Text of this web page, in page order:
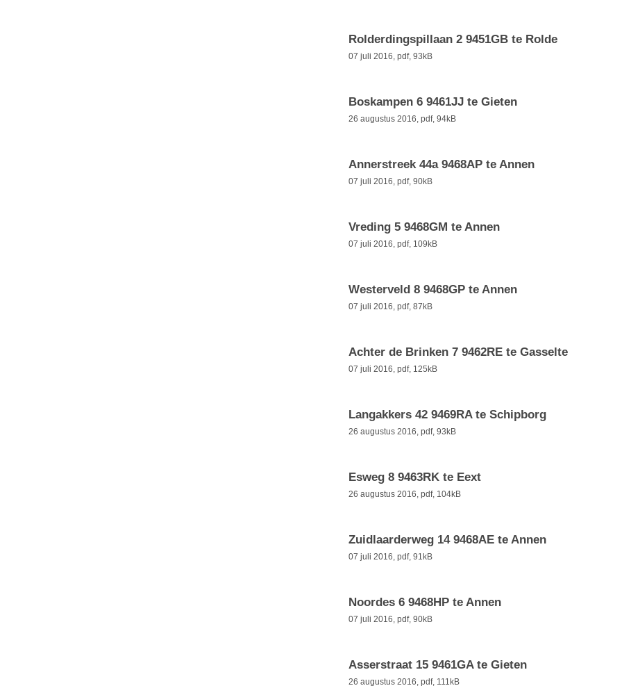
Rolderdingspillaan 2 9451GB te Rolde
07 juli 2016, pdf, 93kB
Boskampen 6 9461JJ te Gieten
26 augustus 2016, pdf, 94kB
Annerstreek 44a 9468AP te Annen
07 juli 2016, pdf, 90kB
Vreding 5 9468GM te Annen
07 juli 2016, pdf, 109kB
Westerveld 8 9468GP te Annen
07 juli 2016, pdf, 87kB
Achter de Brinken 7 9462RE te Gasselte
07 juli 2016, pdf, 125kB
Langakkers 42 9469RA te Schipborg
26 augustus 2016, pdf, 93kB
Esweg 8 9463RK te Eext
26 augustus 2016, pdf, 104kB
Zuidlaarderweg 14 9468AE te Annen
07 juli 2016, pdf, 91kB
Noordes 6 9468HP te Annen
07 juli 2016, pdf, 90kB
Asserstraat 15 9461GA te Gieten
26 augustus 2016, pdf, 111kB